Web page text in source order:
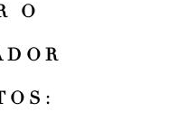
O